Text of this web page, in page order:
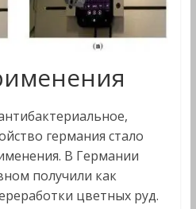
германия стало
В Германии
получили как
цветных руд.